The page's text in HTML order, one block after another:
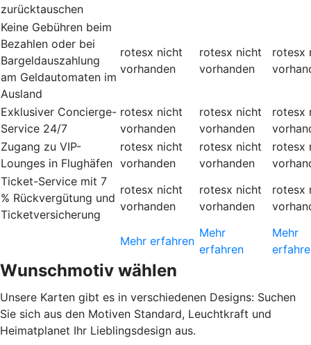
zurücktauschen
Keine Gebühren beim
Bezahlen oder bei
Bargeldauszahlung
am Geldautomaten im
Ausland
rotesx nicht
vorhanden
rotesx nicht
vorhanden
rotesx
Exklusiver Concierge-
Service 24/7
rotesx nicht
vorhanden
rotesx nicht
vorhanden
rotesx
Zugang zu VIP-
Lounges in Flughäfen
rotesx nicht
vorhanden
rotesx nicht
vorhanden
rotesx
Ticket-Service mit 7
% Rückvergütung und
Ticketversicherung
rotesx nicht
vorhanden
rotesx nicht
vorhanden
rotesx
Mehr erfahren
Mehr
erfahren
Mehr
Wunschmotiv wählen
Unsere Karten gibt es in verschiedenen Designs: Suchen
Sie sich aus den Motiven Standard, Leuchtkraft und
Heimatplanet Ihr Lieblingsdesign aus.